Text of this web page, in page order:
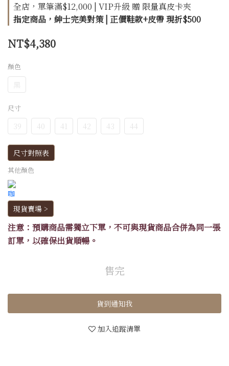
全店，單筆滿$12,000 | VIP升級 贈 限量真皮卡夾
指定商品，紳士完美對策 | 正價鞋款+皮帶 現折$500
NT$4,380
顏色
黑
尺寸
39 40 41 42 43 44
尺寸對照表
其他顏色
現貨賣場 >
注意：預購商品需獨立下單，不可與現貨商品合併為同一張
訂單，以確保出貨順暢。
售完
貨到通知我
加入追蹤清單